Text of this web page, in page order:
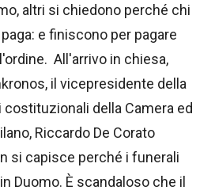
altri si chiedono perché chi
e finiscono per pagare
All'arrivo in chiesa,
il vicepresidente della
della Camera ed
Riccardo De Corato
si capisce perché i funerali
Duomo. È scandaloso che il